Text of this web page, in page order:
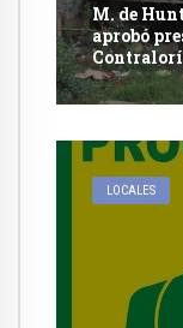
M. de
aprobó
LOCALES